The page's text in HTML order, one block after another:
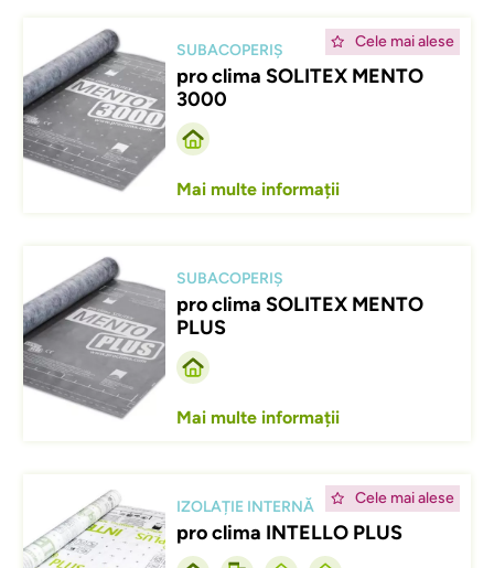
Cele mai alese
Afbeelding
SUBACOPERIȘ
pro clima SOLITEX MENTO
3000
Mai multe informații
Afbeelding
SUBACOPERIȘ
pro clima SOLITEX MENTO
PLUS
Mai multe informații
Cele mai alese
IZOLAȚIE INTERNĂ
pro clima INTELLO PLUS